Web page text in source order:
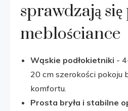
sprawdzają
meblościance
Wąskie podłokietniki -
20 cm szerokości pokoju
komfortu.
Prosta bryła i stabilne